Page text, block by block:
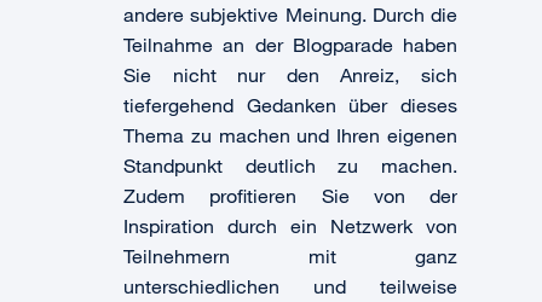
andere subjektive Meinung. Durch die
Teilnahme an der Blogparade haben
Sie nicht nur den Anreiz, sich
tiefergehend Gedanken über dieses
Thema zu machen und Ihren eigenen
Standpunkt deutlich zu machen.
Zudem profitieren Sie von der
Inspiration durch ein Netzwerk von
Teilnehmern mit ganz
unterschiedlichen und teilweise